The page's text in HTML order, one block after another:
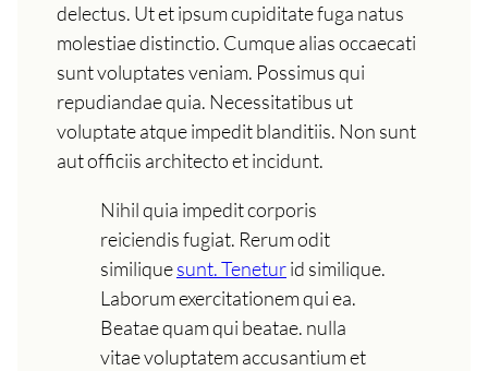
delectus. Ut et ipsum cupiditate fuga natus
molestiae distinctio. Cumque alias occaecati
sunt voluptates veniam. Possimus qui
repudiandae quia. Necessitatibus ut
voluptate atque impedit blanditiis. Non sunt
aut officiis architecto et incidunt.
Nihil quia impedit corporis
reiciendis fugiat. Rerum odit
similiquesunt. Teneturid similique.
Laborum exercitationem qui ea.
Beatae quam qui beatae. nulla
vitae voluptatem accusantium et